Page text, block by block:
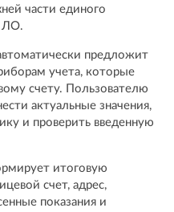
части единого
ЛО.
предложит
учета, которые
счету. Пользователю
актуальные значения,
и проверить введенную
итоговую
счет, адрес,
показания и